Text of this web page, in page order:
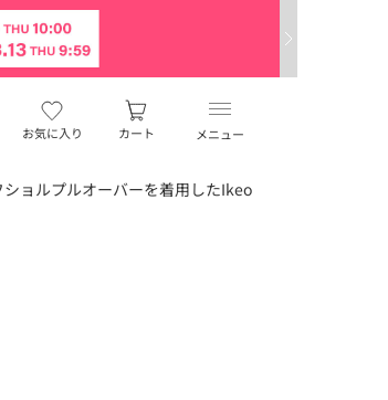
メニュー
お気に入り カート
ョルプルオーバーを着用したIkeo